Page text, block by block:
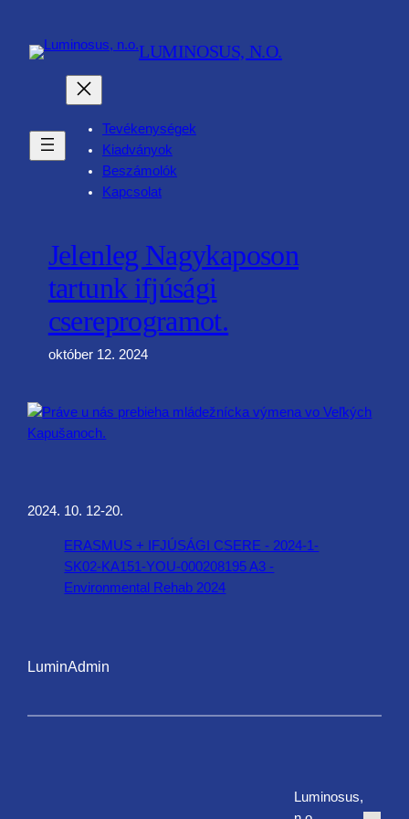
tartalomhoz
LUMINOSUS, N.O.
Tevékenységek
Kiadványok
Beszámolók
Kapcsolat
Jelenleg Nagykaposon
tartunk ifjúsági
csereprogramot.
október 12. 2024
2024. 10. 12-20.
ERASMUS + IFJÚSÁGI CSERE - 2024-1-
SK02-KA151-YOU-000208195 A3 -
Environmental Rehab 2024
LuminAdmin
Luminosus,